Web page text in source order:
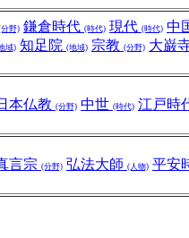
野) 鎌倉時代 (時代) 現代 (時代) 中
域) 知足院 (地域) 宗教 (分野) 大巌
本仏教 (分野) 中世 (時代) 江戸時
言宗 (分野) 弘法大師 (人物) 平安